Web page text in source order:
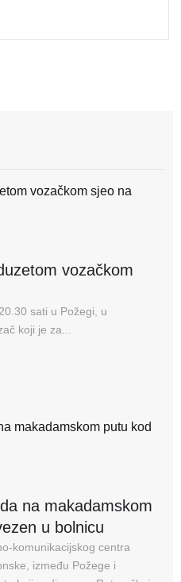
vozačkom
sati u Požegi, u
koji je za...
na makadamskom
u bolnicu
komunikacijskog centra
između Požege i